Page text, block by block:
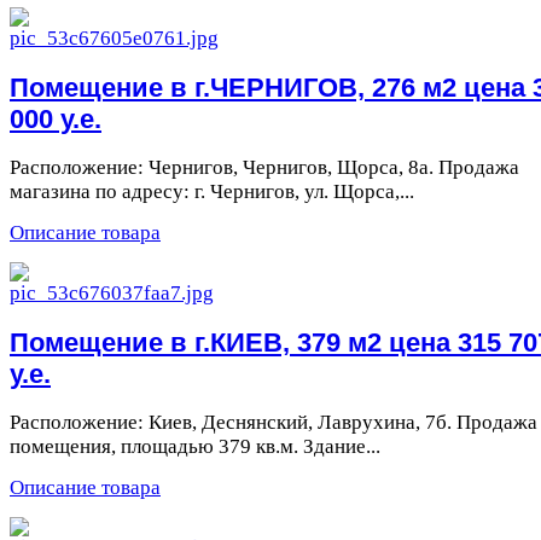
Помещение в г.ЧЕРНИГОВ, 276 м2 цена
000 у.е.
Расположение: Чернигов, Чернигов, Щорса, 8а. Продажа
магазина по адресу: г. Чернигов, ул. Щорса,...
Описание товара
Помещение в г.КИЕВ, 379 м2 цена 315
у.е.
Расположение: Киев, Деснянский, Лаврухина, 7б. Продажа
помещения, площадью 379 кв.м. Здание...
Описание товара